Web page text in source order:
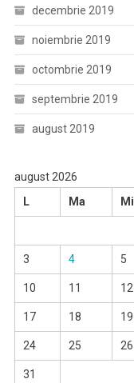
decembrie 2019
noiembrie 2019
octombrie 2019
septembrie 2019
august 2019
august 2026
L
Ma Mi
3 4 5
10 11 12
17 18 19
24 25 26
31